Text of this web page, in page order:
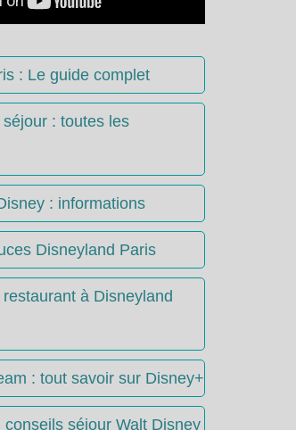
: Le guide complet
: toutes les
: informations
Disneyland Paris
à Disneyland
: tout savoir sur Disney+
conseils séjour Walt Disney